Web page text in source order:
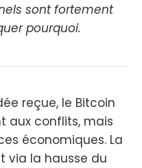
sont fortement
pourquoi.
reçue, le Bitcoin
aux conflits, mais
économiques. La
via la hausse du